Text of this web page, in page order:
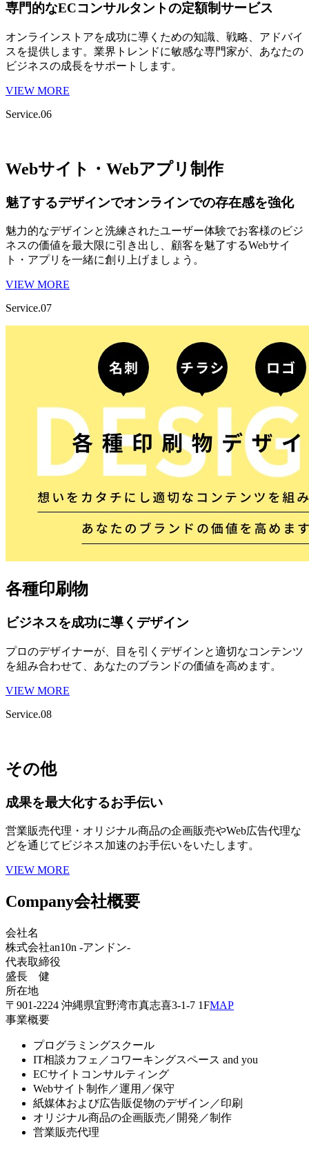
専門的なECコンサルタントの定額制サービス
オンラインストアを成功に導くための知識、戦略、アドバイ
スを提供します。業界トレンドに敏感な専門家が、あなたの
ビジネスの成長をサポートします。
VIEW MORE
Service.06
Webサイト・Webアプリ制作
魅了するデザインでオンラインでの存在感を強化
魅力的なデザインと洗練されたユーザー体験でお客様のビジ
ネスの価値を最大限に引き出し、顧客を魅了するWebサイ
ト・アプリを一緒に創り上げましょう。
VIEW MORE
Service.07
各種印刷物
ビジネスを成功に導くデザイン
プロのデザイナーが、目を引くデザインと適切なコンテンツ
を組み合わせて、あなたのブランドの価値を高めます。
VIEW MORE
Service.08
その他
成果を最大化するお手伝い
営業販売代理・オリジナル商品の企画販売やWeb広告代理な
どを通じてビジネス加速のお手伝いをいたします。
VIEW MORE
Company会社概要
会社名
株式会社an10n -アンドン-
代表取締役
盛長 健
所在地
〒901-2224 沖縄県宜野湾市真志喜3-1-7 1FMAP
事業概要
プログラミングスクール
IT相談カフェ／コワーキングスペース and you
ECサイトコンサルティング
Webサイト制作／運用／保守
紙媒体および広告販促物のデザイン／印刷
オリジナル商品の企画販売／開発／制作
営業販売代理